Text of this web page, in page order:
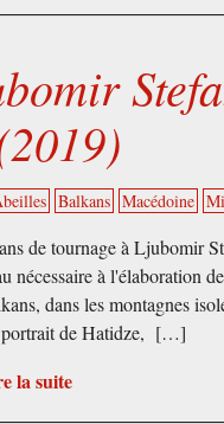
Balkans Macédoine
de tournage à Ljubomir
nécessaire à l'élaboration
dans les montagnes
portrait de Hatidze, […]
la suite